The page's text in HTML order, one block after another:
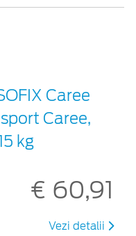
Caree
Caree,
kg
€ 60,91
Vezi detalii